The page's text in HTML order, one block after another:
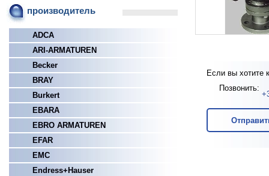
производитель
ADCA
ARI-ARMATUREN
Becker
BRAY
Burkert
EBARA
EBRO ARMATUREN
EFAR
EMC
Endress+Hauser
Если вы хотите
Позвонить: